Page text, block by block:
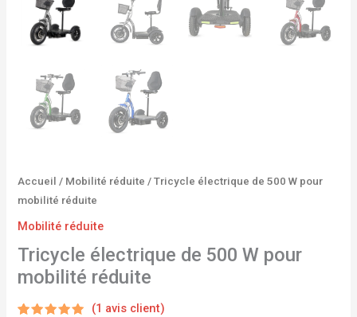
Accueil / Mobilité réduite / Tricycle électrique de 500 W pour
mobilité réduite
Mobilité réduite
Tricycle électrique de 500 W pour
mobilité réduite
(1 avis client)